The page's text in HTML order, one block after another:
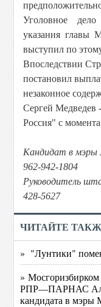
Уголовное
указания главы
выступил по
Впоследствии
постановил
незаконное
Сергей Медведев
Россия" с
Кандидат в мэры
962-942-1804
Руководитель
428-5627
ЧИТАЙТЕ
» "Лунтики"
» Мосгоризбирком
РПР—ПАРНАС
кандидата в мэры